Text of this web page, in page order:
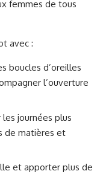
femmes de tous
avec :
boucles d’oreilles
l’ouverture
journées plus
de matières et
et apporter plus de